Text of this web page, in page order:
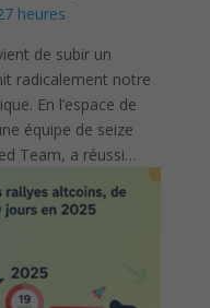
heures
de subir un
radicalement notre
En l’espace de
équipe de seize
Team, a réussi…